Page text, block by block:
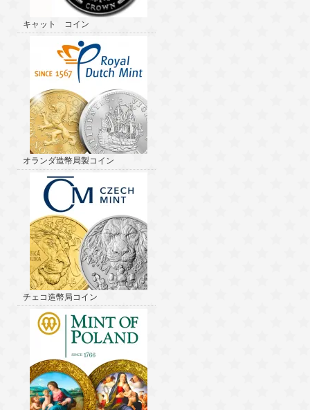
キャット コイン
オランダ造幣局製コイン
チェコ造幣局コイン